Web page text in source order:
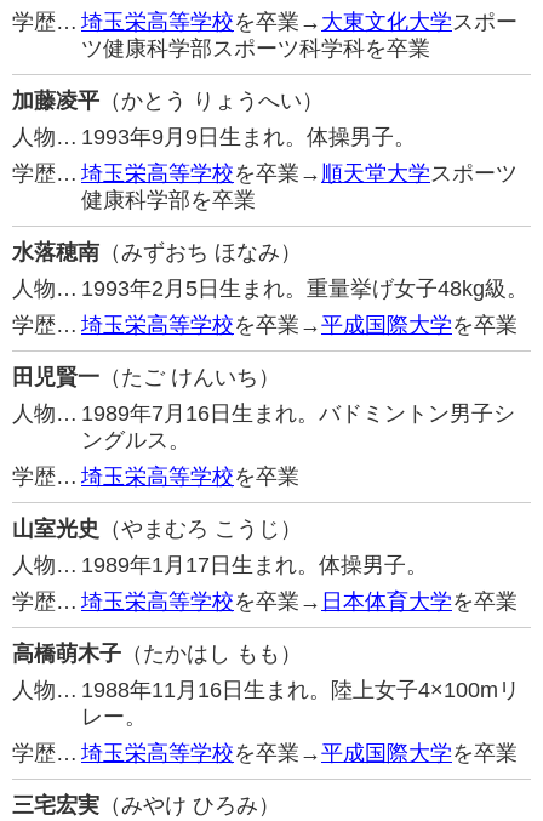
学歴… 埼玉栄高等学校を卒業→ 大東文化大学スポー
ツ健康科学部スポーツ科学科を卒業
加藤凌平 （かとう りょうへい）
人物… 1993年9月9日生まれ。体操男子。
学歴… 埼玉栄高等学校を卒業→ 順天堂大学スポーツ
健康科学部を卒業
水落穂南 （みずおち ほなみ）
人物… 1993年2月5日生まれ。重量挙げ女子48kg級。
学歴… 埼玉栄高等学校を卒業→平成国際大学を卒業
田児賢一 （たご けんいち）
人物… 1989年7月16日生まれ。バドミントン男子シ
ングルス。
学歴… 埼玉栄高等学校を卒業
山室光史 （やまむろ こうじ）
人物… 1989年1月17日生まれ。体操男子。
学歴… 埼玉栄高等学校を卒業→ 日本体育大学を卒業
高橋萌木子 （たかはし もも）
人物… 1988年11月16日生まれ。陸上女子4×100mリ
レー。
学歴… 埼玉栄高等学校を卒業→平成国際大学を卒業
三宅宏実 （みやけ ひろみ）